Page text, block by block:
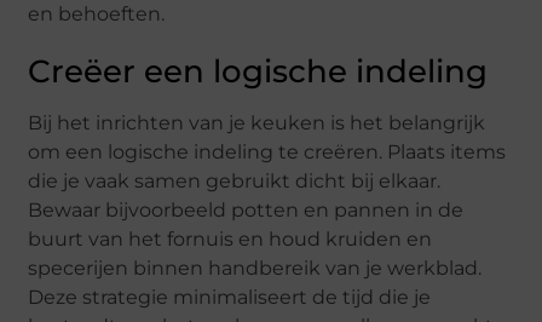
en behoeften.
Creëer een logische indeling
Bij het inrichten van je keuken is het belangrijk
om een logische indeling te creëren. Plaats items
die je vaak samen gebruikt dicht bij elkaar.
Bewaar bijvoorbeeld potten en pannen in de
buurt van het fornuis en houd kruiden en
specerijen binnen handbereik van je werkblad.
Deze strategie minimaliseert de tijd die je